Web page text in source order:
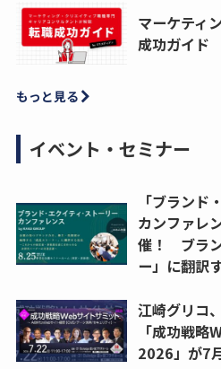
マーケティ
成功ガイド
もっと見る
イベント・セミナー
「ブランド
カンファレ
催！ ブラ
ー」に翻訳
江崎グリコ
「成功戦略
2026」が7